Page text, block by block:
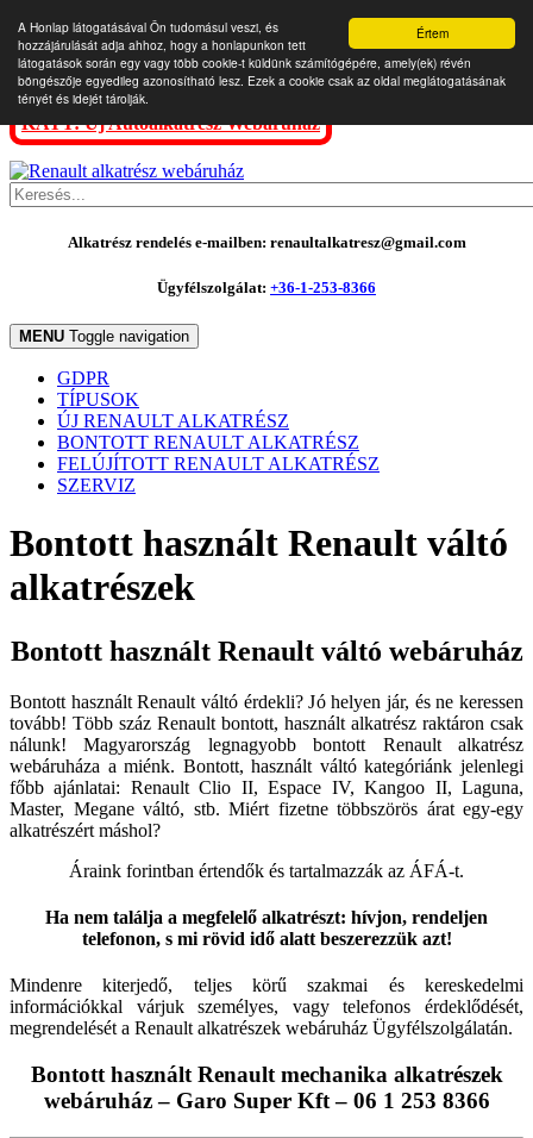
Értem
A Honlap látogatásával Ön tudomásul veszi, és
hozzájárulását adja ahhoz, hogy a honlapunkon tett
látogatások során egy vagy több cookie-t küldünk számítógépére, amely(ek) révén
böngészője egyedileg azonosítható lesz. Ezek a cookie csak az oldal meglátogatásának
tényét és idejét tárolják.
KATT: Új Autóalkatrész Webáruház
Alkatrész rendelés e-mailben: renaultalkatresz@gmail.com
Ügyfélszolgálat: +36-1-253-8366
MENU Toggle navigation
GDPR
TÍPUSOK
ÚJ RENAULT ALKATRÉSZ
BONTOTT RENAULT ALKATRÉSZ
FELÚJÍTOTT RENAULT ALKATRÉSZ
SZERVIZ
Bontott használt Renault váltó
alkatrészek
Bontott használt Renault váltó webáruház
Bontott használt Renault váltó érdekli? Jó helyen jár, és ne keressen
tovább! Több száz Renault bontott, használt alkatrész raktáron csak
nálunk! Magyarország legnagyobb bontott Renault alkatrész
webáruháza a miénk. Bontott, használt váltó kategóriánk jelenlegi
főbb ajánlatai: Renault Clio II, Espace IV, Kangoo II, Laguna,
Master, Megane váltó, stb. Miért fizetne többszörös árat egy-egy
alkatrészért máshol?
Áraink forintban értendők és tartalmazzák az ÁFÁ-t.
Ha nem találja a megfelelő alkatrészt: hívjon, rendeljen
telefonon, s mi rövid idő alatt beszerezzük azt!
Mindenre kiterjedő, teljes körű szakmai és kereskedelmi
információkkal várjuk személyes, vagy telefonos érdeklődését,
megrendelését a Renault alkatrészek webáruház Ügyfélszolgálatán.
Bontott használt Renault mechanika alkatrészek
webáruház – Garo Super Kft – 06 1 253 8366